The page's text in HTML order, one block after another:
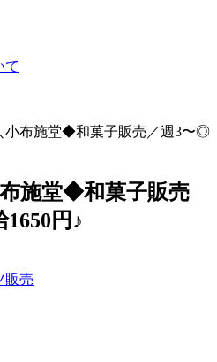
て
小布施堂◆和菓子販売／週3〜◎
施堂◆和菓子販売
円♪
販売